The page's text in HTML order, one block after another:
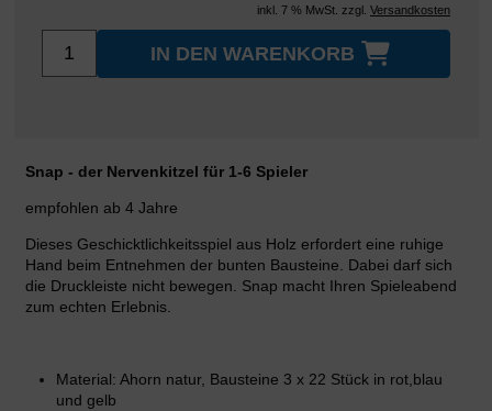
inkl. 7 % MwSt. zzgl. Versandkosten
IN DEN WARENKORB
Snap - der Nervenkitzel für 1-6 Spieler
empfohlen ab 4 Jahre
Dieses Geschicktlichkeitsspiel aus Holz erfordert eine ruhige
Hand beim Entnehmen der bunten Bausteine. Dabei darf sich
die Druckleiste nicht bewegen. Snap macht Ihren Spieleabend
zum echten Erlebnis.
Material: Ahorn natur, Bausteine 3 x 22 Stück in rot,blau
und gelb